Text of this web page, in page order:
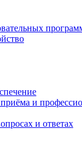
и
и ответах